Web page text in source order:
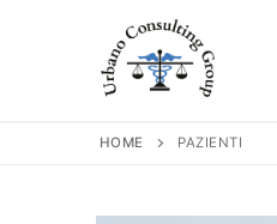
HOME PAZIENTI